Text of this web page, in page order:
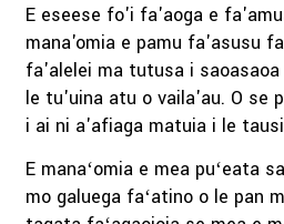
E eseese fo'i fa'aoga e
mana'omia e pamu fa'asusu
fa'alelei ma tutusa i
le tu'uina atu o vaila'au. O se
i ai ni a'afiaga matuia i le
E manaʻomia e mea puʻeata
mo galuega faʻatino o le pan